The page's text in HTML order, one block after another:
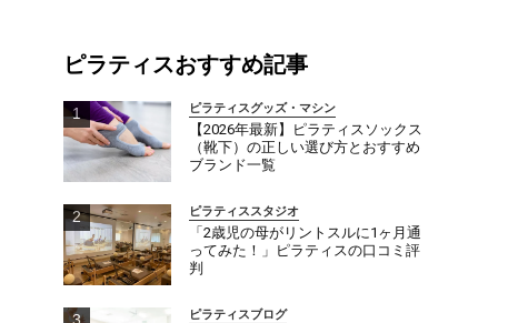
ピラティスおすすめ記事
ピラティスグッズ・マシン
【2026年最新】ピラティスソックス
（靴下）の正しい選び方とおすすめ
ブランド一覧
ピラティススタジオ
「2歳児の母がリントスルに1ヶ月通
ってみた！」ピラティスの口コミ評
判
ピラティスブログ